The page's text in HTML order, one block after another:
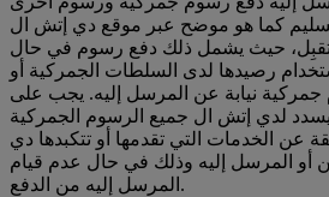
كما هو موضح عبر موقع دي إتش ال
حيث يشمل ذلك دفع رسوم في حال
رصيدها لدى السلطات الجمركية أو
نيابة عن المرسل إليه. يجب على
يسدد لدي إتش ال جميع الرسوم الجمركية
عن الخدمات التي تقدمها أو تتكبدها دي
أو المرسل إليه وذلك في حال عدم قيام
المرسل إليه من الدفع.